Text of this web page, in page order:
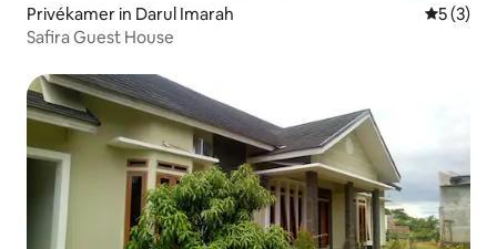
Privékamer in Darul Imarah
5 (3)
Safira Guest House